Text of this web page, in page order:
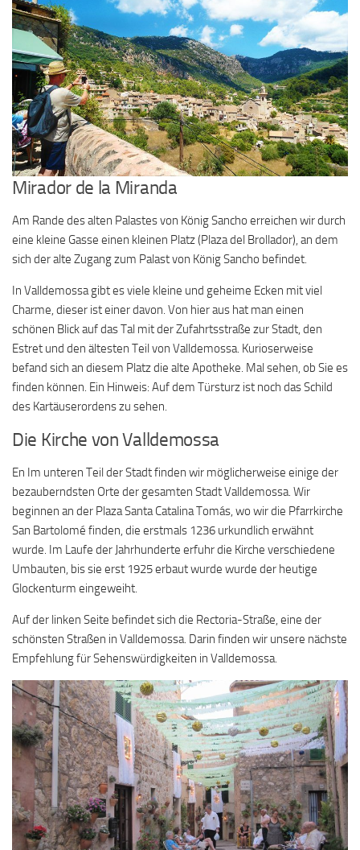
Mirador de la Miranda
Am Rande des alten Palastes von König Sancho erreichen wir durch
eine kleine Gasse einen kleinen Platz (Plaza del Brollador), an dem
sich der alte Zugang zum Palast von König Sancho befindet.
In Valldemossa gibt es viele kleine und geheime Ecken mit viel
Charme, dieser ist einer davon. Von hier aus hat man einen
schönen Blick auf das Tal mit der Zufahrtsstraße zur Stadt, den
Estret und den ältesten Teil von Valldemossa. Kurioserweise
befand sich an diesem Platz die alte Apotheke. Mal sehen, ob Sie es
finden können. Ein Hinweis: Auf dem Türsturz ist noch das Schild
des Kartäuserordens zu sehen.
Die Kirche von Valldemossa
En Im unteren Teil der Stadt finden wir möglicherweise einige der
bezauberndsten Orte der gesamten Stadt Valldemossa. Wir
beginnen an der Plaza Santa Catalina Tomás, wo wir die Pfarrkirche
San Bartolomé finden, die erstmals 1236 urkundlich erwähnt
wurde. Im Laufe der Jahrhunderte erfuhr die Kirche verschiedene
Umbauten, bis sie erst 1925 erbaut wurde wurde der heutige
Glockenturm eingeweiht.
Auf der linken Seite befindet sich die Rectoria-Straße, eine der
schönsten Straßen in Valldemossa. Darin finden wir unsere nächste
Empfehlung für Sehenswürdigkeiten in Valldemossa.